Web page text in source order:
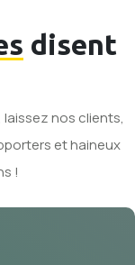
disent
nos clients,
et haineux
!